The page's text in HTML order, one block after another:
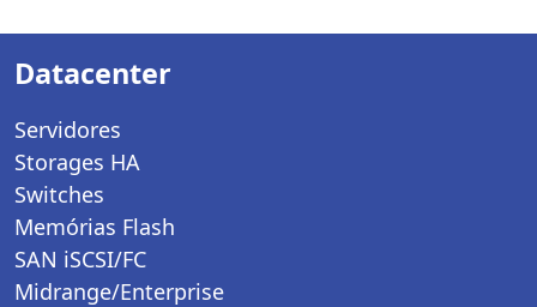
Datacenter
Servidores
Storages HA
Switches
Memórias Flash
SAN iSCSI/FC
Midrange/Enterprise